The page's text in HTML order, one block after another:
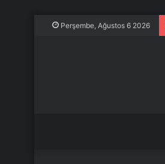
Perşembe, Ağustos 6 2026